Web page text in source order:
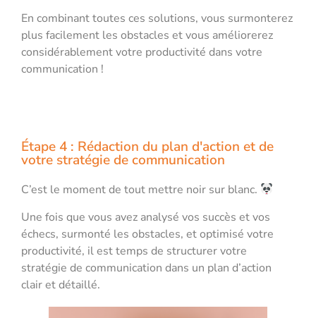
En combinant toutes ces solutions, vous surmonterez
plus facilement les obstacles et vous améliorerez
considérablement votre productivité dans votre
communication !
Étape 4 : Rédaction du plan d'action et de
votre stratégie de communication
C’est le moment de tout mettre noir sur blanc.
Une fois que vous avez analysé vos succès et vos
échecs, surmonté les obstacles, et optimisé votre
productivité, il est temps de structurer votre
stratégie de communication dans un plan d’action
clair et détaillé.